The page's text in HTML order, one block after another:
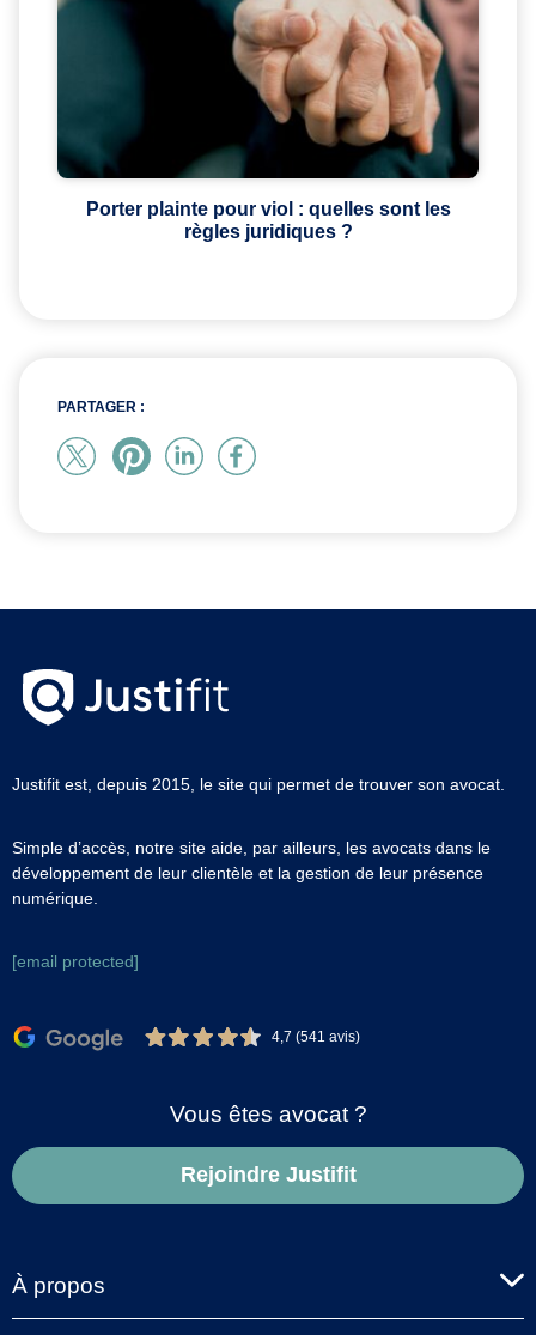
Porter plainte pour viol : quelles sont les
règles juridiques ?
PARTAGER :
Justifit est, depuis 2015, le site qui permet de trouver son avocat.
Simple d’accès, notre site aide, par ailleurs, les avocats dans le
développement de leur clientèle et la gestion de leur présence
numérique.
[email protected]
4,7 (541 avis)
Vous êtes avocat ?
Rejoindre Justifit
À propos